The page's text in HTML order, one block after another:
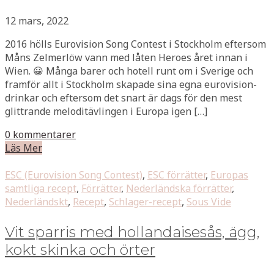
12 mars, 2022
2016 hölls Eurovision Song Contest i Stockholm eftersom
Måns Zelmerlöw vann med låten Heroes året innan i
Wien. 😀 Många barer och hotell runt om i Sverige och
framför allt i Stockholm skapade sina egna eurovision-
drinkar och eftersom det snart är dags för den mest
glittrande meloditävlingen i Europa igen […]
0 kommentarer
Läs Mer
ESC (Eurovision Song Contest), ESC förrätter, Europas
samtliga recept, Förrätter, Nederländska förrätter,
Nederländskt, Recept, Schlager-recept, Sous Vide
Vit sparris med hollandaisesås, ägg,
kokt skinka och örter